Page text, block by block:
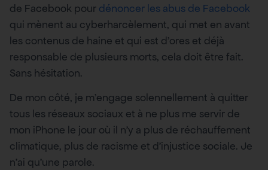
de Facebook pour dénoncer les abus de Facebook
qui mènent au cyberharcèlement, qui met en avant
les contenus de haine et qui est d’ores et déjà
responsable de plusieurs morts, cela doit être fait.
Sans hésitation.
De mon côté, je m’engage solennellement à quitter
tous les réseaux sociaux et à ne plus me servir de
mon iPhone le jour où il n’y a plus de réchauffement
climatique, plus de racisme et d’injustice sociale. Je
n’ai qu’une parole.